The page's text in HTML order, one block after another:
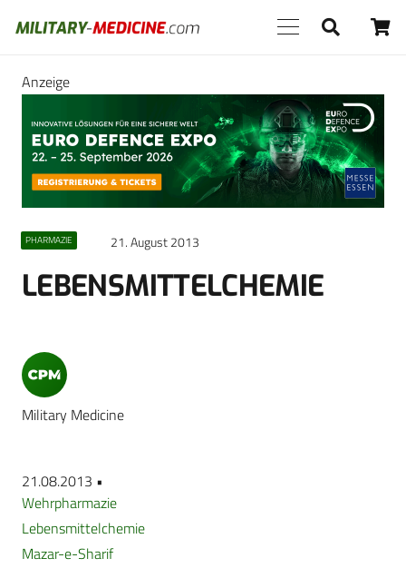
Anzeige
PHARMAZIE 21. August 2013
LEBENSMITTELCHEMIE
Military Medicine
21.08.2013 •
Wehrpharmazie
Lebensmittelchemie
Mazar-e-Sharif